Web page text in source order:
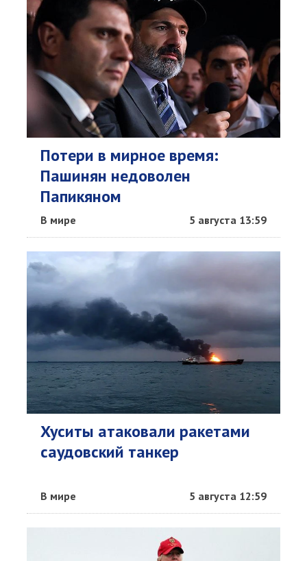
Потери в мирное время:
Пашинян недоволен
Папикяном
В мире 5 августа 13:59
Хуситы атаковали ракетами
саудовский танкер
В мире 5 августа 12:59